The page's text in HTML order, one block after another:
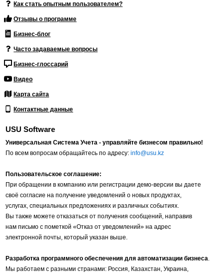
Как стать опытным пользователем?
Отзывы о программе
Бизнес-блог
Часто задаваемые вопросы
Бизнес-глоссарий
Видео
Карта сайта
Контактные данные
USU Software
Универсальная Система Учета - управляйте бизнесом правильно!
По всем вопросам обращайтесь по адресу:info@usu.kz
Пользовательское соглашение:
При обращении в компанию или регистрации демо-версии вы даете
своё согласие на получение уведомлений о новых продуктах,
услугах, специальных предложениях и различных событиях.
Вы также можете отказаться от получения сообщений, направив
нам письмо с пометкой «Отказ от уведомлений» на адрес
электронной почты, который указан выше.
Разработка программного обеспечения для автоматизации бизнеса.
Мы работаем с разными странами: Россия, Казахстан, Украина,